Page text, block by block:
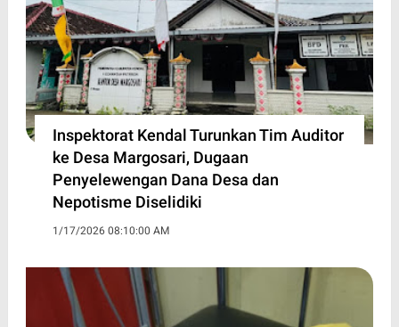
Inspektorat Kendal Turunkan Tim Auditor
ke Desa Margosari, Dugaan
Penyelewengan Dana Desa dan
Nepotisme Diselidiki
1/17/2026 08:10:00 AM